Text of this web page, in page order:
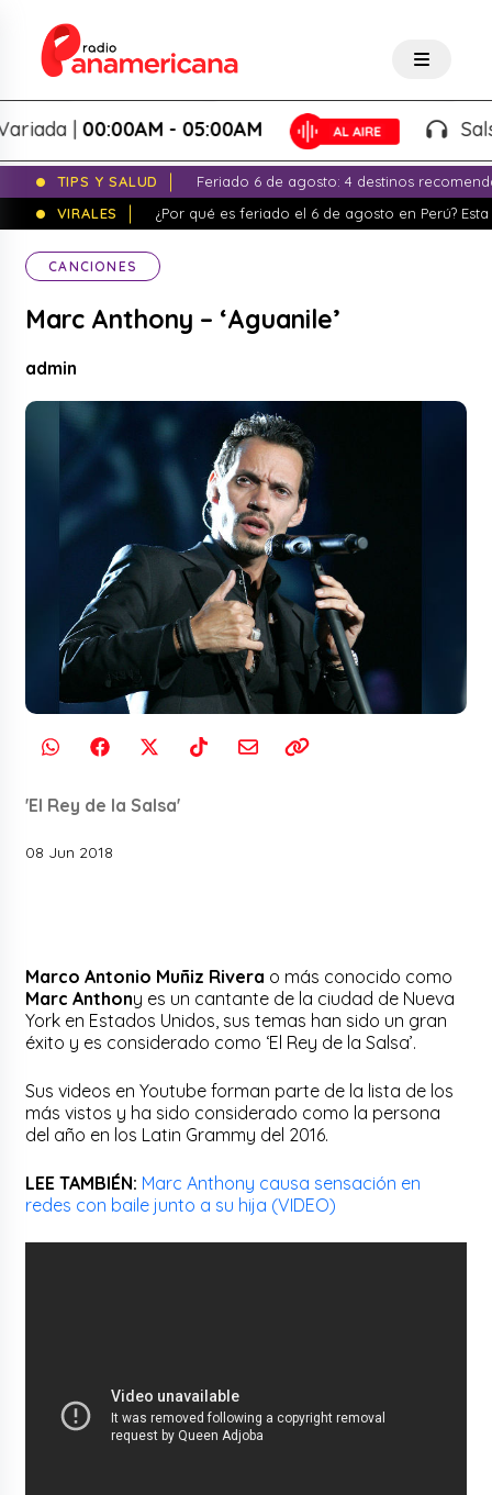
|00:00AM - 05:00AM Salsa
TIPS Y SALUD
Feriado 6 de agosto: 4 destinos
VIRALES
¿Por qué es feriado el 6 de agosto en Perú?
CANCIONES
Marc Anthony – ‘Aguanile’
admin
'El Rey de la Salsa'
08 Jun 2018
Marco Antonio Muñiz Rivera o más conocido como
Marc Anthony es un cantante de la ciudad de Nueva
York en Estados Unidos, sus temas han sido un gran
éxito y es considerado como ‘El Rey de la Salsa’.
Sus videos en Youtube forman parte de la lista de los
más vistos y ha sido considerado como la persona
del año en los Latin Grammy del 2016.
LEE TAMBIÉN: Marc Anthony causa sensación en
redes con baile junto a su hija (VIDEO)